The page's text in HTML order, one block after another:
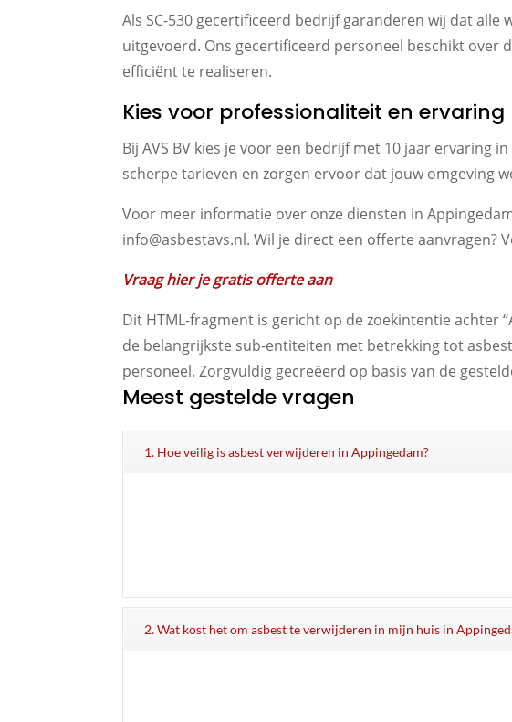
Als SC-530 gecertificeerd bedrijf garanderen wij dat
uitgevoerd. Ons gecertificeerd personeel beschikt over
efficiënt te realiseren.
Kies voor professionaliteit en ervaring
Bij AVS BV kies je voor een bedrijf met 10 jaar ervaring
scherpe tarieven en zorgen ervoor dat jouw omgeving
Voor meer informatie over onze diensten in
info@asbestavs.nl. Wil je direct een offerte
Vraag hier je gratis offerte aan
Dit HTML-fragment is gericht op de zoekintentie achter
de belangrijkste sub-entiteiten met betrekking tot
personeel. Zorgvuldig gecreëerd op basis van de
Meest gestelde vragen
1. Hoe veilig is asbest verwijderen in Appingedam?
2. Wat kost het om asbest te verwijderen in mijn huis in